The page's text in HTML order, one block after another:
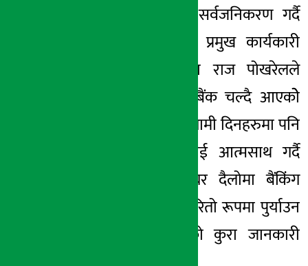
उक्त वेव साइटको सर्वजनिकरण गर्दै
गर्दा बैंकका नायब प्रमुख कार्यकारी
अधिकृत श्री गणेश राज पोखरेलले
समयको प्रवाहसंग बैंक चल्दै आएकोे
कुरा व्यक्त गरे । आगामी दिनहरुमा पनि
बैंक नयाँ प्रविधिलाई आत्मसाथ गर्दै
नेपाली जनताको घर दैलोमा बैंकिंग
सेवालाई सरल र छरितो रूपमा पुर्याउन
बैंक कटिवद्ध रहेको कुरा जानकारी